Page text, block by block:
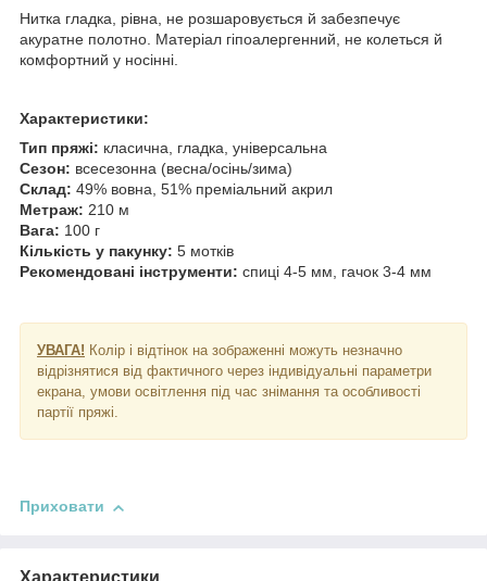
Нитка гладка, рівна, не розшаровується й забезпечує
акуратне полотно. Матеріал гіпоалергенний, не колеться й
комфортний у носінні.
Характеристики:
Тип пряжі: класична, гладка, універсальна
Сезон: всесезонна (весна/осінь/зима)
Склад: 49% вовна, 51% преміальний акрил
Метраж: 210 м
Вага: 100 г
Кількість у пакунку: 5 мотків
Рекомендовані інструменти: спиці 4-5 мм, гачок 3-4 мм
УВАГА! Колір і відтінок на зображенні можуть незначно
відрізнятися від фактичного через індивідуальні параметри
екрана, умови освітлення під час знімання та особливості
партії пряжі.
Приховати